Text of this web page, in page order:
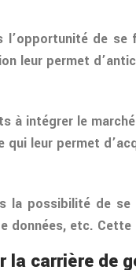
de
leur permet
à intégrer le
leur permet
la possibilité de
données, etc.
carrière de